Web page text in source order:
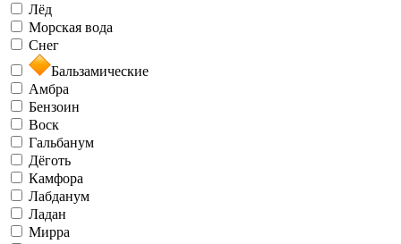
Лёд
Морская вода
Снег
Бальзамические
Амбра
Бензоин
Воск
Гальбанум
Дёготь
Камфора
Лабданум
Ладан
Мирра